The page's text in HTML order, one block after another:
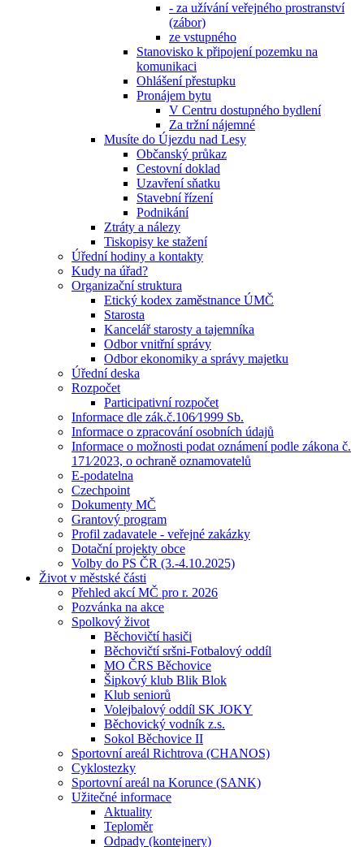
- za užívání veřejného prostranství
(zábor)
ze vstupného
Stanovisko k připojení pozemku na
komunikaci
Ohlášení přestupku
Pronájem bytu
V Centru dostupného bydlení
Za tržní nájemné
Musíte do Újezdu nad Lesy
Občanský průkaz
Cestovní doklad
Uzavření sňatku
Stavební řízení
Podnikání
Ztráty a nálezy
Tiskopisy ke stažení
Úřední hodiny a kontakty
Kudy na úřad?
Organizační struktura
Etický kodex zaměstnance ÚMČ
Starosta
Kancelář starosty a tajemníka
Odbor vnitřní správy
Odbor ekonomiky a správy majetku
Úřední deska
Rozpočet
Participativní rozpočet
Informace dle zák.č.106⁄1999 Sb.
Informace o zpracování osobních údajů
Informace o možnosti podat oznámení podle zákona č.
171⁄2023, o ochraně oznamovatelů
E-podatelna
Czechpoint
Dokumenty MČ
Grantový program
Profil zadavatele - veřejné zakázky
Dotační projekty obce
Volby do PS ČR (3.-4.10.2025)
Život v městské části
Přehled akcí MČ pro r. 2026
Pozvánka na akce
Spolkový život
Běchovičtí hasiči
Běchovičtí sršni-Fotbalový oddíl
MO ČRS Běchovice
Šipkový klub Blik Blok
Klub seniorů
Volejbalový oddíl SK JOKY
Běchovický vodník z.s.
Sokol Běchovice II
Sportovní areál Richtrova (CHANOS)
Cyklostezky
Sportovní areál na Korunce (SANK)
Užitečné informace
Aktuality
Teploměr
Odpady (kontejnery)